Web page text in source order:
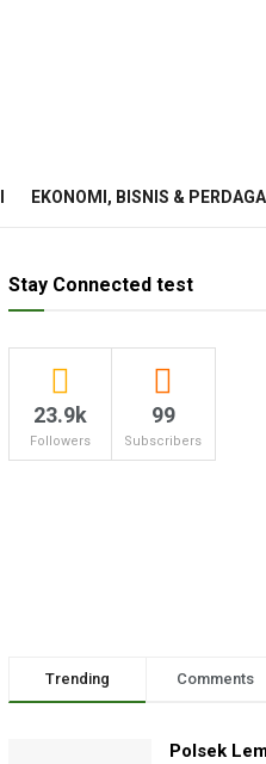
EKONOMI, BISNIS &
Stay Connected test
23.9k
Followers
99
Subscribers
Trending Comments
Polsek